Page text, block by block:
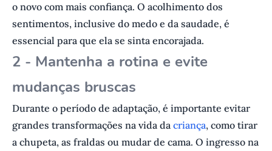
o novo com mais confiança. O acolhimento dos
sentimentos, inclusive do medo e da saudade, é
essencial para que ela se sinta encorajada.
2 - Mantenha a rotina e evite
mudanças bruscas
Durante o período de adaptação, é importante evitar
grandes transformações na vida da criança, como tirar
a chupeta, as fraldas ou mudar de cama. O ingresso na